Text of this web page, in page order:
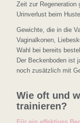
Zeit zur Regeneration
Urinverlust beim
Gewichte, die in die
Vaginalkonen,
Wahl bei bereits
Der Beckenboden ist
noch zusätzlich mit
Wie oft und
trainieren?